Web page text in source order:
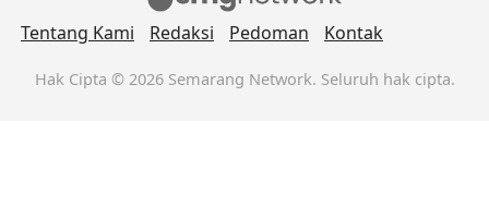
Tentang Kami Redaksi Pedoman Kontak
Hak Cipta © 2026 Semarang Network. Seluruh hak cipta.